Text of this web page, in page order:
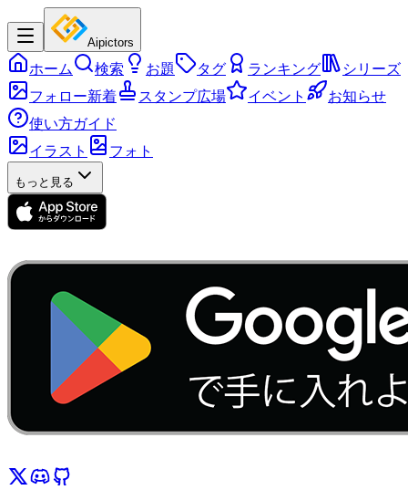
Aipictors
ホーム 検索 お題 タグ ランキング
シリーズ
フォロー新着
スタンプ広場 イベント
お知らせ
使い方ガイド
イラスト
フォト
もっと見る